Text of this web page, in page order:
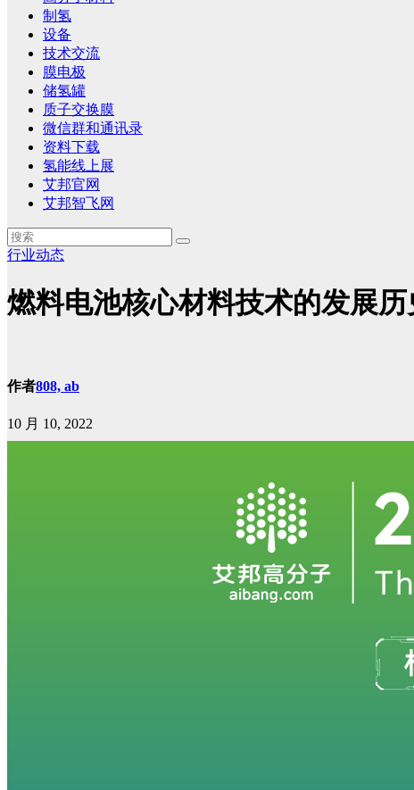
制氢
设备
技术交流
膜电极
储氢罐
质子交换膜
微信群和通讯录
资料下载
氢能线上展
艾邦官网
艾邦智飞网
行业动态
燃料电池核心材料技术的发展
作者808, ab
10 月 10, 2022